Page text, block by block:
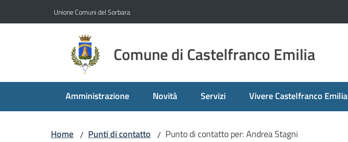
Unione Comuni del Sorbara
Comune di Castelfranco Emilia
Amministrazione Novità Servizi Vivere Castelfranco Emilia
Home / Punti di contatto / Punto di contatto per: Andrea Stagni